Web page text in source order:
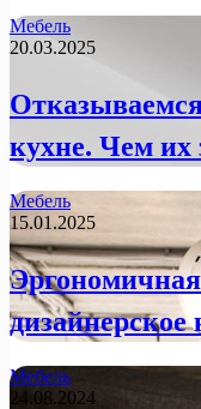
Мебель
20.03.2025
кухне. Чем их
Мебель
15.01.2025
дизайнерское
Мебель
24.08.2024